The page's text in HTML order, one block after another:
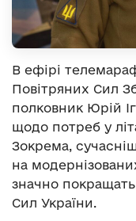
В ефірі
Повітряних Сил
полковник Юрій
щодо потреб у
Зокрема,
на
значно
Сил України.